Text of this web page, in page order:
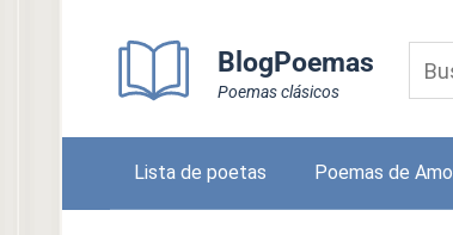
BlogPoemas
Poemas clásicos
Lista de poetas Poemas de